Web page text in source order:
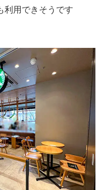
利用できそうです